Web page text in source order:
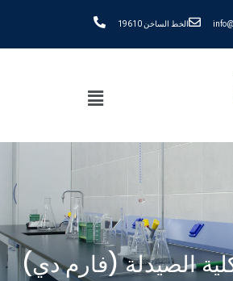
الخط الساخن 19610
الصيدلة (فارم دي)